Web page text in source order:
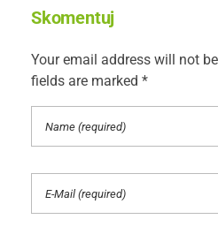
Skomentuj
Your email address will not
fields are marked *